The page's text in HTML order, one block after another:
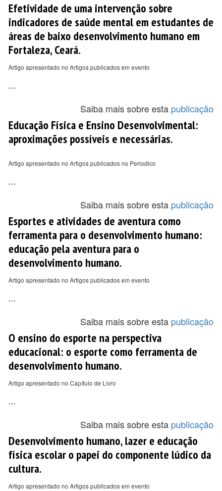
Efetividade de uma intervenção sobre
indicadores de saúde mental em estudantes de
áreas de baixo desenvolvimento humano em
Fortaleza, Ceará.
Artigo apresentado no Artigos publicados em evento
...
Saiba mais sobre esta publicação
Educação Física e Ensino Desenvolvimental:
aproximações possíveis e necessárias.
Artigo apresentado no Artigos publicados no Periodico
...
Saiba mais sobre esta publicação
Esportes e atividades de aventura como
ferramenta para o desenvolvimento humano:
educação pela aventura para o
desenvolvimento humano.
Artigo apresentado no Artigos publicados em evento
...
Saiba mais sobre esta publicação
O ensino do esporte na perspectiva
educacional: o esporte como ferramenta de
desenvolvimento humano.
Artigo apresentado no Capítulo de Livro
...
Saiba mais sobre esta publicação
Desenvolvimento humano, lazer e educação
física escolar o papei do componente lúdico da
cultura.
Artigo apresentado no Artigos publicados em evento